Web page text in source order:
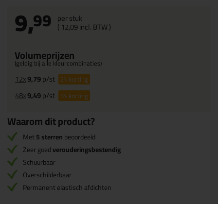
9,99 per stuk
( 12,09incl. BTW )
Volumeprijzen
(geldig bij alle kleurcombinaties)
12x9,79p/st 2%korting
48x9,49p/st 5%korting
Waarom dit product?
Met5 sterrenbeoordeeld
Zeer goedverouderingsbestendig
Schuurbaar
Overschilderbaar
Permanent elastisch afdichten